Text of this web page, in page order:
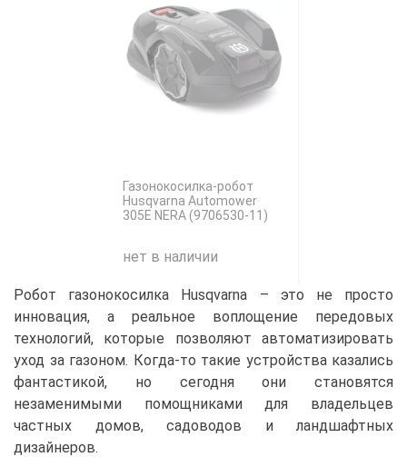
Газонокосилка-робот
Husqvarna Automower
305E NERA (9706530-11)
нет в наличии
Робот газонокосилка Husqvarna – это не просто
инновация, а реальное воплощение передовых
технологий, которые позволяют автоматизировать
уход за газоном. Когда-то такие устройства казались
фантастикой, но сегодня они становятся
незаменимыми помощниками для владельцев
частных домов, садоводов и ландшафтных
дизайнеров.